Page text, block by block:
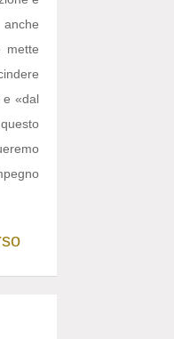
mette
e «dal